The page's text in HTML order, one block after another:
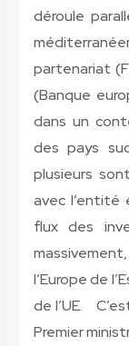
déroule
partenariat
(Banque
dans un
des pays
plusieurs
avec l’entité
flux des
l’Europe de
de l’UE.
Premier